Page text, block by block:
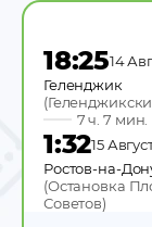
18:2514
Геленджик
(
7 ч. 7 мин.
1:3215
Ростов-на-
(Остановка
Советов)